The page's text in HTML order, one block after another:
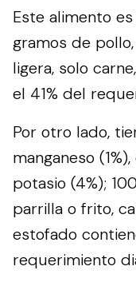
Este alimento
gramos de
ligera, solo
el 41% del
Por otro lado,
manganeso
potasio (4%);
parrilla o frito,
estofado
requerimiento